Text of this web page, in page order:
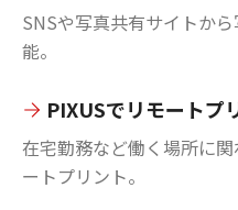
SNSや写真共有サイトか
能。
PIXUSでリモートプ
在宅勤務など働く場所に
ートプリント。